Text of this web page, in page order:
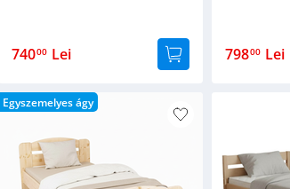
74000 Lei 79800 Lei
Egyszemelyes ágy